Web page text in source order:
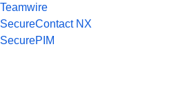
Teamwire
SecureContact NX
SecurePIM